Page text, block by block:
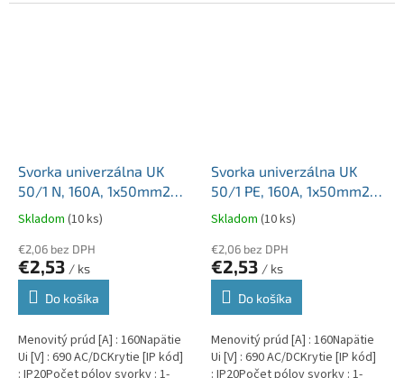
Svorka univerzálna UK
50/1 N, 160A, 1x50mm2
1pól., AL/CU, krytá, modrá,
na DIN lištu
Skladom (10 ks)
€2,06 bez DPH
€2,53 / ks
Do košíka
Menovitý prúd [A] : 160Napätie
Ui [V] : 690 AC/DCKrytie [IP kód]
: IP20Počet pólov svorky : 1-
Svorka univerzálna UK
50/1 PE, 160A, 1x50mm2
1pól., AL/CU, krytá,
zeleno-žltá, na DIN lištu
Skladom (10 ks)
€2,06 bez DPH
€2,53 / ks
Do košíka
Menovitý prúd [A] : 160Napätie
Ui [V] : 690 AC/DCKrytie [IP kód]
: IP20Počet pólov svorky : 1-